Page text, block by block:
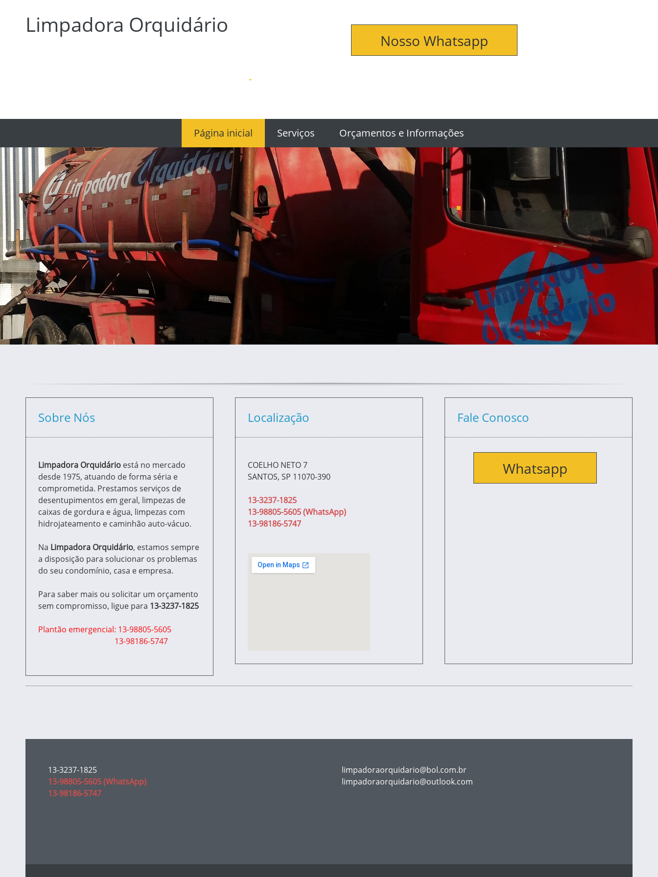
Limpadora Orquidário
Nosso Whatsapp
Página inicial Serviços Orçamentos e Informações
Sobre Nós
Limpadora Orquidário está no mercado
desde 1975, atuando de forma séria e
comprometida. Prestamos serviços de
desentupimentos em geral, limpezas de
caixas de gordura e água, limpezas com
hidrojateamento e caminhão auto-vácuo.
Na Limpadora Orquidário, estamos sempre
a disposição para solucionar os problemas
do seu condomínio, casa e empresa.
Para saber mais ou solicitar um orçamento
sem compromisso, ligue para 13-3237-1825
Plantão emergencial: 13-98805-5605
13-98186-5747
Localização
COELHO NETO 7
SANTOS, SP 11070-390
13-3237-1825
13-98805-5605 (WhatsApp)
13-98186-5747
Fale Conosco
Whatsapp
13-3237-1825
13-98805-5605 (WhatsApp)
13-98186-5747
limpadoraorquidario@bol.com.br
limpadoraorquidario@outlook.com